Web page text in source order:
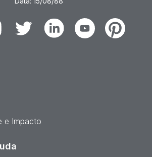
Twitter LinkedinYoutubePinterest
e Impacto